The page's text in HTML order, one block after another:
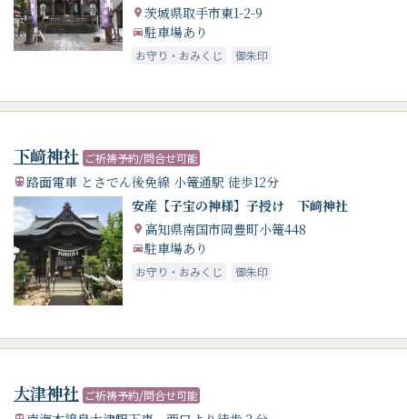
茨城県取手市東1-2-9
駐車場あり
お守り・おみくじ 御朱印
下﨑神社 ご祈祷予約/問合せ可能
路面電車 とさでん後免線 小篭通駅 徒歩12分
安産【子宝の神様】子授け 下﨑神社
高知県南国市岡豊町小篭448
駐車場あり
お守り・おみくじ 御朱印
大津神社 ご祈祷予約/問合せ可能